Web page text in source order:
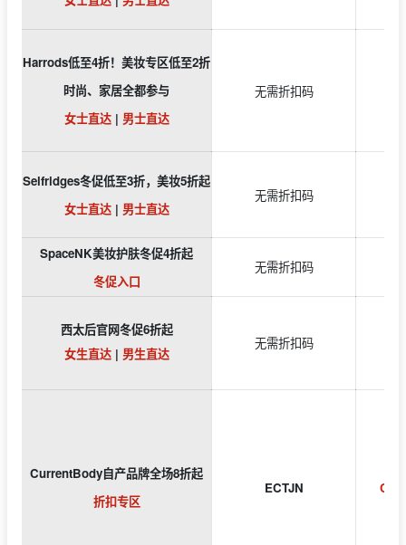
Harrods低至4折！美妆专区低至2折
时尚、家居全都参与
女士直达| 男士直达
无需折扣码
Selfridges冬促低至3折，美妆5折起
女士直达| 男士直达
无需折扣码
SpaceNK美妆护肤冬促4折起
冬促入口
无需折扣码
西太后官网冬促6折起
女生直达 | 男生直达
无需折扣码
CurrentBody自产品牌全场8折起
折扣专区
ECTJN